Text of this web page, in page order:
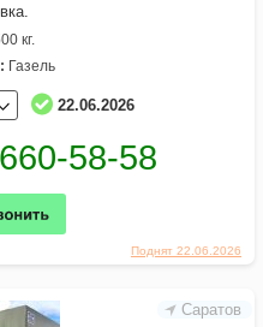
Поднят 22.06.2026
кг.
Газель
22.06.2026
Саратов